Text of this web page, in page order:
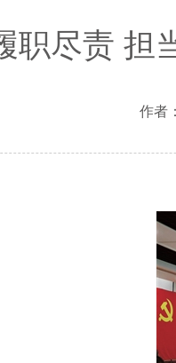
职尽责 担
作者